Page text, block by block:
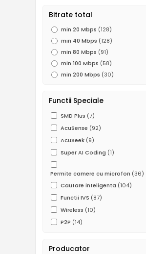
Bitrate total
min 20 Mbps (128)
min 40 Mbps (128)
min 80 Mbps (91)
min 100 Mbps (58)
min 200 Mbps (30)
Functii Speciale
SMD Plus (7)
AcuSense (92)
AcuSeek (9)
Super AI Coding (1)
Permite camere cu microfon (36)
Cautare inteligenta (104)
Functii IVS (87)
Wireless (10)
P2P (14)
Producator